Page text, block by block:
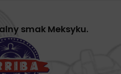
smak Meksyku.